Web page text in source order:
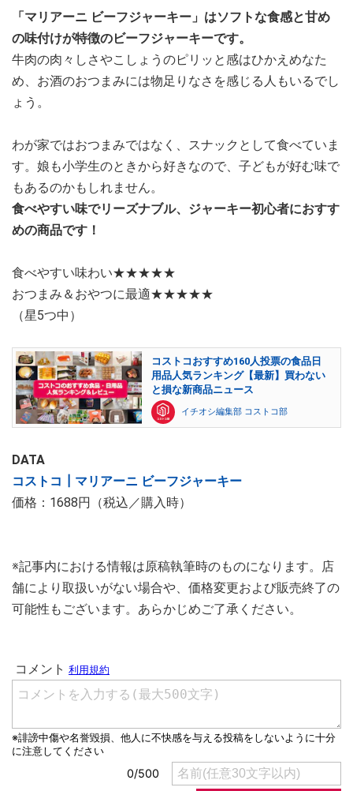
「マリアーニ ビーフジャーキー」はソフトな食感と甘め
の味付けが特徴のビーフジャーキーです。
牛肉の肉々しさやこしょうのピリッと感はひかえめなた
め、お酒のおつまみには物足りなさを感じる人もいるでし
ょう。
わが家ではおつまみではなく、スナックとして食べていま
す。娘も小学生のときから好きなので、子どもが好む味で
もあるのかもしれません。
食べやすい味でリーズナブル、ジャーキー初心者におすす
めの商品です！
食べやすい味わい★★★★★
おつまみ＆おやつに最適★★★★★
（星5つ中）
コストコおすすめ160人投票の食品日
用品人気ランキング【最新】買わない
と損な新商品ニュース
イチオシ編集部 コストコ部
DATA
コストコ┃マリアーニ ビーフジャーキー
価格：1688円（税込／購入時）
※記事内における情報は原稿執筆時のものになります。店
舗により取扱いがない場合や、価格変更および販売終了の
可能性もございます。あらかじめご了承ください。